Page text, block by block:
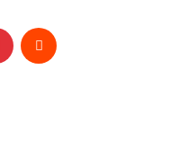
Pinterest